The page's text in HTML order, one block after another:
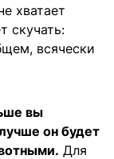
хватает
скучать:
всячески
вы
он будет
Для